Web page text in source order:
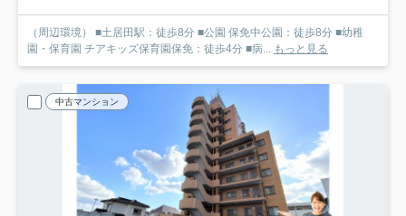
（周辺環境） ■土居田駅：徒歩8分 ■公園 保免中公園：徒歩8分 ■幼稚
園・保育園 チアキッズ保育園保免：徒歩4分 ■病... もっと見る
中古マンション